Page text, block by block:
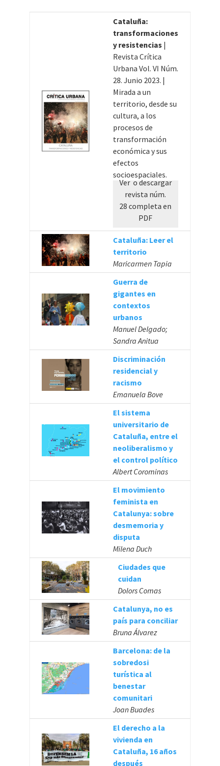
Cataluña:
transformaciones
y resistencias |
Revista Crítica
Urbana Vol. VI Núm.
28. Junio 2023. |
Mirada a un
territorio, desde su
cultura, a los
procesos de
transformación
económica y sus
efectos
socioespaciales.
Ver o descargar
revista núm.
28 completa en
PDF
Cataluña: Leer el
territorio
Maricarmen Tapia
Guerra de
gigantes en
contextos
urbanos
Manuel Delgado;
Sandra Anitua
Discriminación
residencial y
racismo
Emanuela Bove
El sistema
universitario de
Cataluña, entre el
neoliberalismo y
el control político
Albert Corominas
El movimiento
feminista en
Catalunya: sobre
desmemoria y
disputa
Milena Duch
Ciudades que
cuidan
Dolors Comas
Catalunya, no es
país para conciliar
Bruna Álvarez
Barcelona: de la
sobredosi
turística al
benestar
comunitari
Joan Buades
El derecho a la
vivienda en
Cataluña, 16 años
después